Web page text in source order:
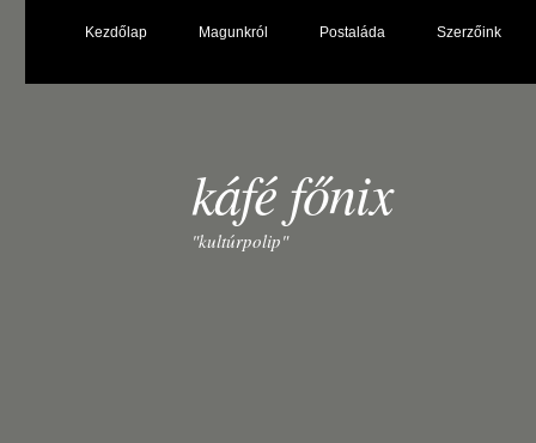
Kezdőlap Magunkról Postaláda Szerzőink
káfé főnix
"kultúrpolip"